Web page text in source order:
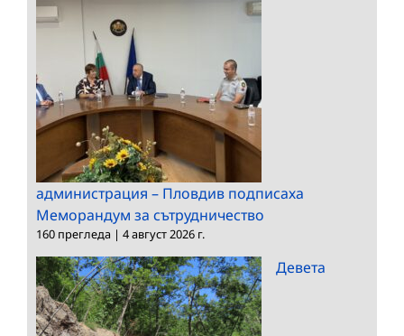
администрация – Пловдив подписаха
Меморандум за сътрудничество
160 прегледа | 4 август 2026 г.
Девета